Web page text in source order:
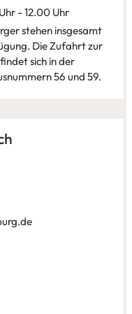
Geodäsie2026,Datenquellen
- 12.00 Uhr
stehen insgesamt
Die Zufahrt zur
sich in der
56 und 59.
de